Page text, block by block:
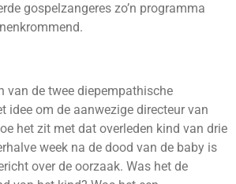
gospelzangeres zo’n programma
van de twee diepempathische
idee om de aanwezige directeur van
het zit met dat overleden kind van drie
week na de dood van de baby is
over de oorzaak. Was het de